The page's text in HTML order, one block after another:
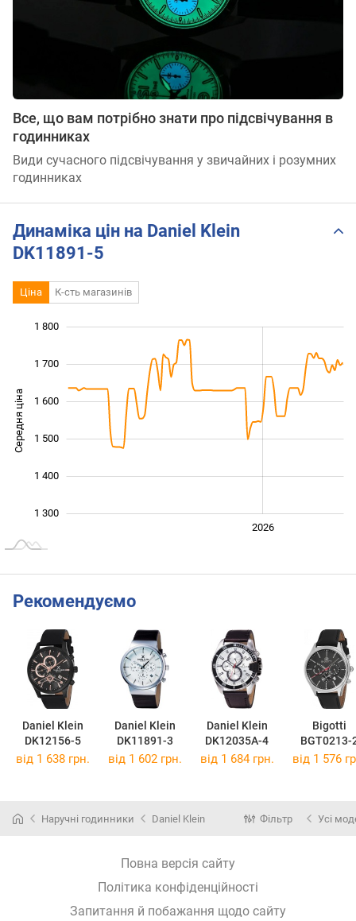
Все, що вам потрібно знати про підсвічування в
годинниках
Види сучасного підсвічування у звичайних і розумних
годинниках
Динаміка цін на Daniel Klein
DK11891-5
Ціна К-сть магазинів
Середня ціна
1 300
1 400
1 500
1 600
1 700
1 800
2026
Рекомендуємо
Daniel Klein
DK12156-5
Daniel Klein
DK11891-3
Daniel Klein
DK12035A-4
Bigotti
BGT0213-
від 1 638 грн. від 1 602 грн. від 1 684 грн. від 1 576
Наручні годинники Daniel Klein Фільтр Усі
Повна версія сайту
Політика конфіденційності
Запитання й побажання щодо сайту